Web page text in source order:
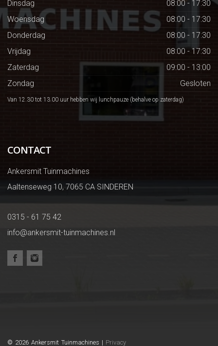
Dinsdag
08:00 - 17:30
Woensdag
08:00 - 17:30
Donderdag
08:00 - 17:30
Vrijdag
08:00 - 17:30
Zaterdag
09:00 - 13:00
Zondag
Gesloten
Van 12.30 tot 13.00 uur hebben wij lunchpauze (behalve op zaterdag)
CONTACT
Ankersmit Tuinmachines
Aaltenseweg 10, 7065 CA SINDEREN
0315 - 61 75 42
info@ankersmit-tuinmachines.nl
© 2026 Ankersmit Tuinmachines | Privacy